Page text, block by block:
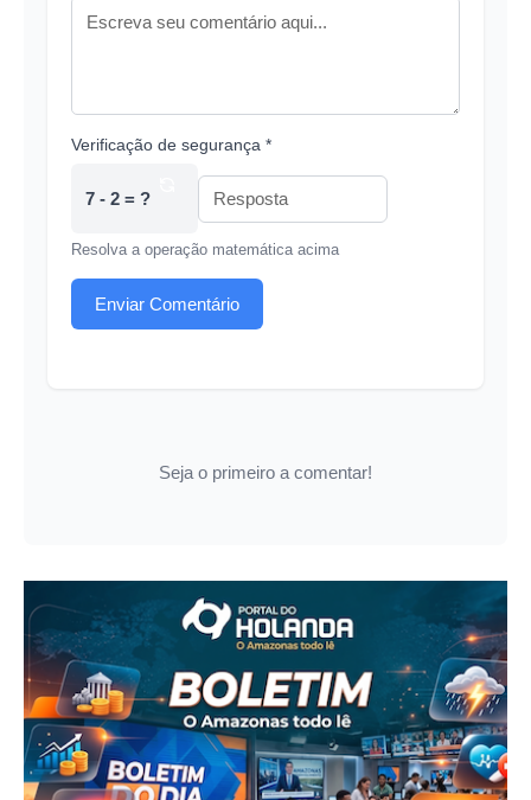
Verificação de segurança *
7 - 2 = ?
Resolva a operação matemática acima
Enviar Comentário
Seja o primeiro a comentar!